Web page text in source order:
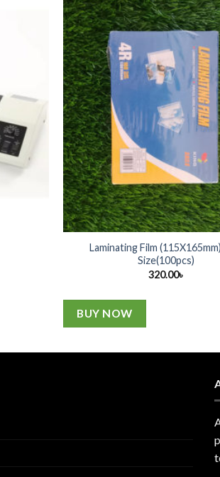
Laminating Film
Size(100pcs)
320.00৳
BUY NOW